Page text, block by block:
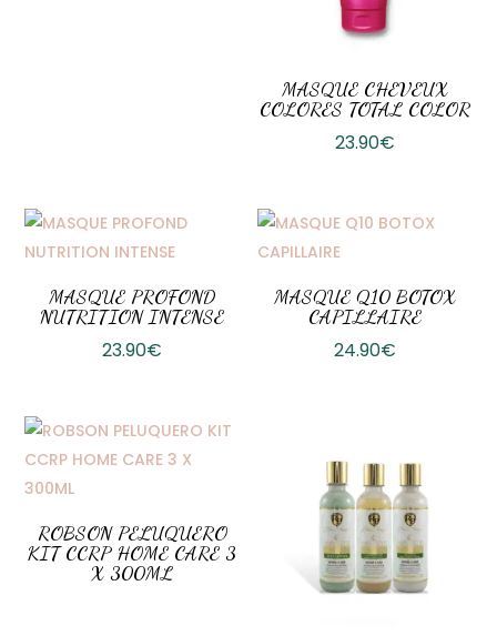
MASQUE CHEVEUX
COLORES TOTAL COLOR
23.90€
MASQUE PROFOND
NUTRITION INTENSE
23.90€
MASQUE Q10 BOTOX
CAPILLAIRE
24.90€
ROBSON PELUQUERO
KIT CCRP HOME CARE 3
X 300ML